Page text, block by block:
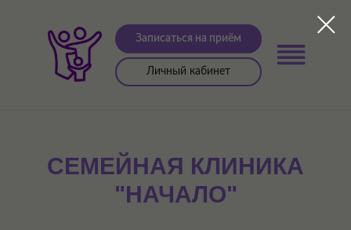
Записаться на приём
Личный кабинет
СЕМЕЙНАЯ КЛИНИКА
"НАЧАЛО"